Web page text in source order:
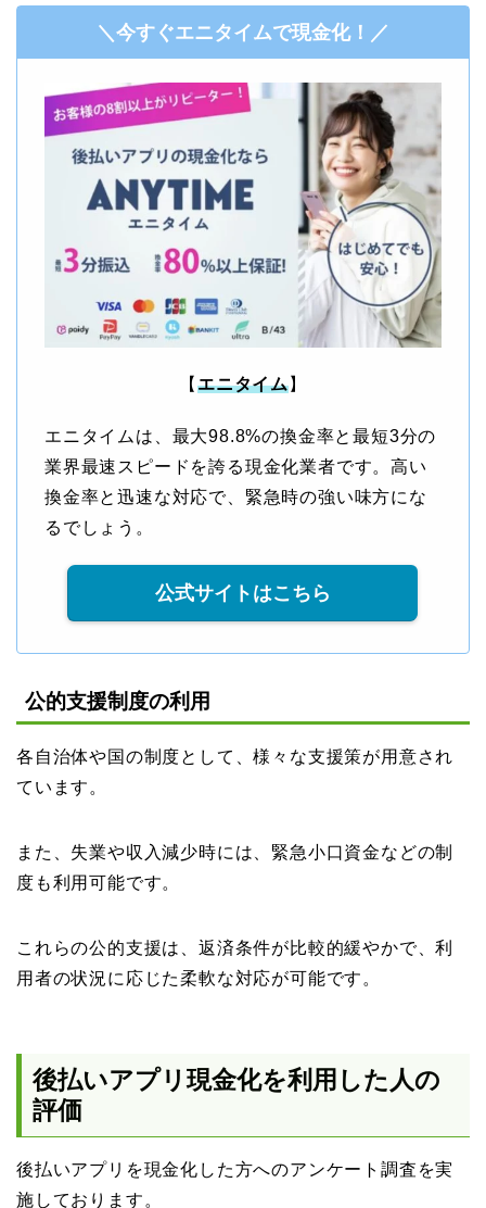
＼今すぐエニタイムで現金化！／
【 エニタイム】
エニタイムは、最大98.8%の換金率と最短3分の
業界最速スピードを誇る現金化業者です。高い
換金率と迅速な対応で、緊急時の強い味方にな
るでしょう。
公式サイトはこちら
公的支援制度の利用
各自治体や国の制度として、様々な支援策が用意され
ています。
また、失業や収入減少時には、緊急小口資金などの制
度も利用可能です。
これらの公的支援は、返済条件が比較的緩やかで、利
用者の状況に応じた柔軟な対応が可能です。
後払いアプリ現金化を利用した人の
評価
後払いアプリを現金化した方へのアンケート調査を実
施しております。